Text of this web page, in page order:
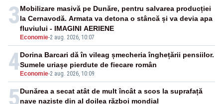
3
Economie-2 aug. 2026, 10:07
Mobilizare masivă pe Dunăre, pentru salvarea producției
la Cernavodă. Armata va detona o stâncă și va devia apa
fluviului - IMAGINI AERIENE
4Economie-2 aug. 2026, 10:09
Dorina Barcari dă în vileag șmecheria înghețării pensiilor.
Sumele uriașe pierdute de fiecare român
5Dunărea a secat atât de mult încât a scos la suprafață
nave naziste din al doilea război mondial